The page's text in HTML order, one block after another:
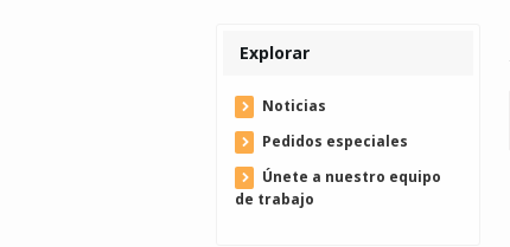
Explorar
Noticias
Pedidos especiales
Únete a nuestro equipo
de trabajo